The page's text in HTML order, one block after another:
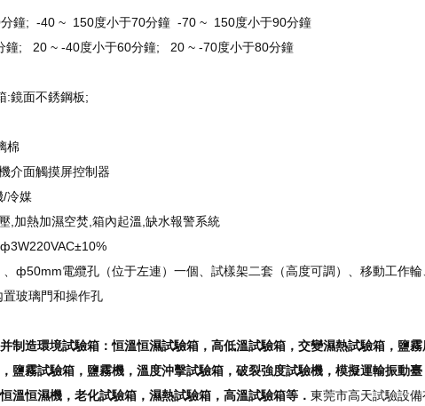
鐘; -40 ~ 150度小于70分鐘 -70 ~ 150度小于90分鐘
鐘; 20 ~ -40度小于60分鐘; 20 ~ -70度小于80分鐘
:鏡面不銹鋼板;
棉
介面觸摸屏控制器
/冷媒
,加熱加濕空焚,箱內起溫,缺水報警系統
ф50mm電纜孔（位于左連）一個、試樣架二套（高度可調）、移動工作
玻璃門和操作孔
制造環境試驗箱 ：恒溫恒濕試驗箱，高低溫試驗箱，交變濕熱試驗箱，鹽
鹽霧試驗箱，鹽霧機，溫度沖擊試驗箱，破裂強度試驗機，模擬運輸振動
溫恒濕機，老化試驗箱，濕熱試驗箱，高溫試驗箱等． 東莞市高天試驗設